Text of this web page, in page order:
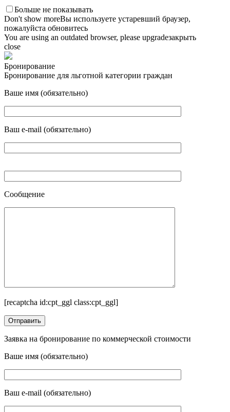
Больше не показывать
Don't show moreВы используете устаревший браузер,
пожалуйста обновитесь
You are using an outdated browser, please upgradeзакрыть
close
Бронирование
Бронирование для льготной категории граждан
Ваше имя (обязательно)
Ваш e-mail (обязательно)
Сообщение
[recaptcha id:cpt_ggl class:cpt_ggl]
Заявка на бронирование по коммерческой стоимости
Ваше имя (обязательно)
Ваш e-mail (обязательно)